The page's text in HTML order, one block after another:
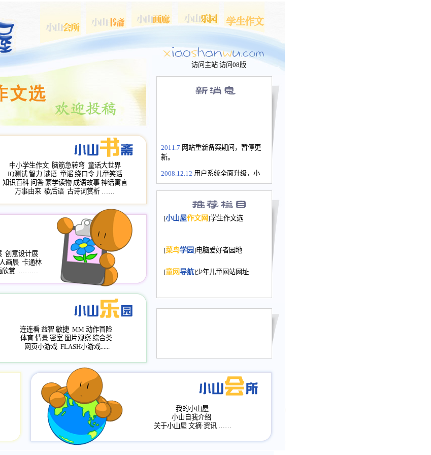
访问主站 访问08版
2011.7 网站重新备案期间，暂停更
新。
2008.12.12 用户系统全面升级，小
山屋主站、作文网、学生作文、家
长会、家园网－个人空间，用户一
次注册全部通行。
2008.12.12家园网正式运行，域
年，2009版提前启用，小山屋全面
小山画廊均增加多个新栏目。。
评分、顶功能，作文宝典改版。
[小山屋作文网]学生作文选
[菜鸟学园]电脑爱好者园地
[童网导航]少年儿童网站网址
中小学生作文 脑筋急转弯 童话大世界
IQ测试 智力 谜语 童谣 绕口令 儿童笑话
知识百科 问答 蒙学读物 成语故事 神话寓言
万事由来 歇后语 古诗词赏析 ……
创意设计展
画展 卡通林
欣赏 ………
连连看 益智 敏捷 MM 动作冒险
体育 情景 密室 图片观察 综合类
网页小游戏 FLASH小游戏......
我的小山屋
小山自我介绍
关于小山屋 文摘·资讯 ……